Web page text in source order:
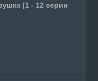
[1 - 12 серии